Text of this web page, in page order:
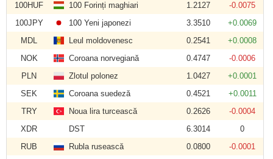
100HUF
100 Forinți maghiari 1.2127
-0.0075
100JPY
100 Yeni japonezi 3.3510
+0.0069
MDL
Leul moldovenesc 0.2541
+0.0008
NOK
Coroana norvegiană 0.4747
-0.0006
PLN
Zlotul polonez 1.0427
+0.0001
SEK
Coroana suedeză 0.4521
+0.0011
TRY
Noua lira turcească 0.2626
-0.0004
XDR
DST 6.3014
0
RUB
Rubla rusească 0.0800
-0.0001